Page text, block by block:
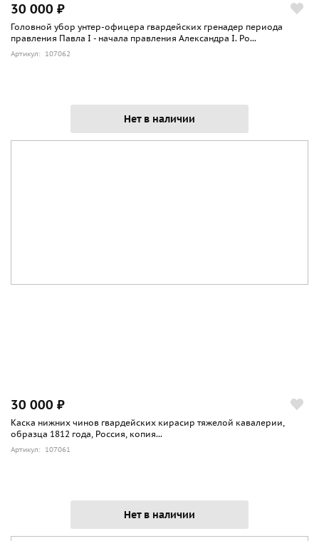
30 000 ₽
Головной убор унтер-офицера гвардейских гренадер периода
правления Павла I - начала правления Александра I. Ро...
Артикул: 107062
Нет в наличии
30 000 ₽
Каска нижних чинов гвардейских кирасир тяжелой кавалерии,
образца 1812 года, Россия, копия...
Артикул: 107061
Нет в наличии